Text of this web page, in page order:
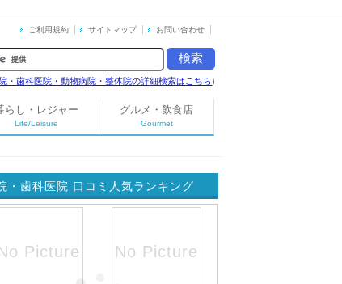
・歯科医院・動物病院・整体院の詳細検索はこちら)
ご利用規約 サイトマップ お問い合わせ
らし・レジャー
Life/Leisure
グルメ・飲食店
Gourmet
・歯科医院 口コミ人気ランキング